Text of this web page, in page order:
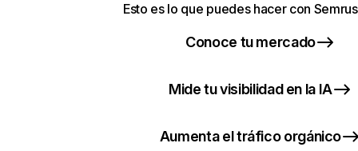
Esto es lo que puedes hacer con
Conoce tu mercado
Mide tu visibilidad en la IA
Aumenta el tráfico orgánico